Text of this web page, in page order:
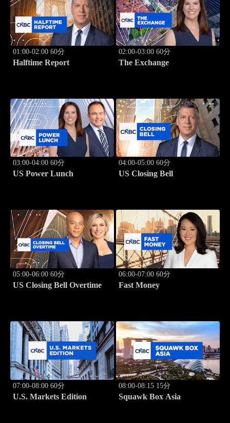
01:00-02:00 60分
Halftime Report
02:00-03:00 60分
The Exchange
03:00-04:00 60分
US Power Lunch
04:00-05:00 60分
US Closing Bell
05:00-06:00 60分
US Closing Bell Overtime
06:00-07:00 60分
Fast Money
07:00-08:00 60分
U.S. Markets Edition
08:00-08:15 15分
Squawk Box Asia